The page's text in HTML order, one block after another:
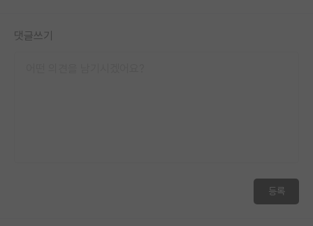
댓글쓰기
등록